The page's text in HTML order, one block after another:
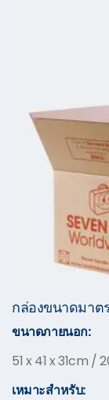
กล่องขนาดมาต
ขนาดภายนอก:
51 x 41 x 31cm /
เหมาะสำหรับ: